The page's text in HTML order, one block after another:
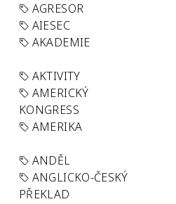
AGRESOR
AIESEC
AKADEMIE
AKTIVITY
AMERICKÝ
KONGRESS
AMERIKA
ANDĚL
ANGLICKO-ČESKÝ
PŘEKLAD